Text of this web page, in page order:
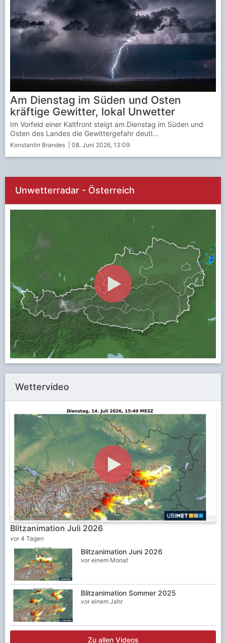
Am Dienstag im Süden und Osten
kräftige Gewitter, lokal Unwetter
Konstantin Brandes | 08. Juni 2026, 13:09
Im Vorfeld einer Kaltfront steigt am Dienstag im Süden und
Osten des Landes die Gewittergefahr deutl...
Unwetterradar - Österreich
Wettervideo
Blitzanimation Juli 2026
vor 4 Tagen
Blitzanimation Juni 2026
vor einem Monat
Blitzanimation Sommer 2025
vor einem Jahr
Zu allen Videos